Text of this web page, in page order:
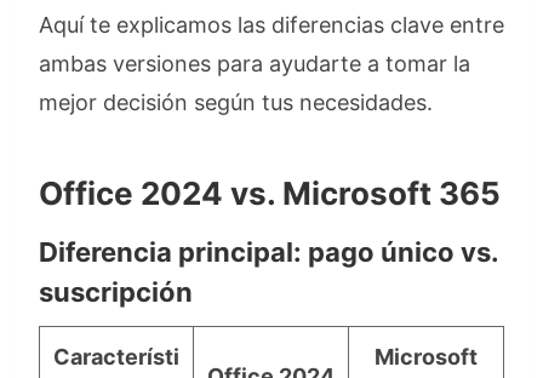
Aquí te explicamos las diferencias clave entre
ambas versiones para ayudarte a tomar la
mejor decisión según tus necesidades.
Office 2024 vs. Microsoft 365
Diferencia principal: pago único vs.
suscripción
Característi
Microsoft